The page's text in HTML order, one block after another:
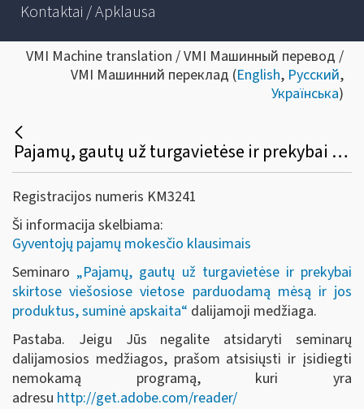
Kontaktai / Apklausa
VMI Machine translation / VMI Машинный перевод /
VMI Машинний переклад (English, Русский,
Українська)
Pajamų, gautų už turgavietėse ir prekybai skirtose viešosiose vietose parduodamą mėsą ir jos produktus, suminė apskaita
Registracijos numeris KM3241
Ši informacija skelbiama:
Gyventojų pajamų mokesčio klausimais
Seminaro „Pajamų, gautų už turgavietėse ir prekybai
skirtose viešosiose vietose parduodamą mėsą ir jos
produktus, suminė apskaita“ dalijamoji medžiaga.
Pastaba. Jeigu Jūs negalite atsidaryti seminarų
dalijamosios medžiagos, prašom atsisiųsti ir įsidiegti
nemokamą programą, kuri yra
adresu http://get.adobe.com/reader/